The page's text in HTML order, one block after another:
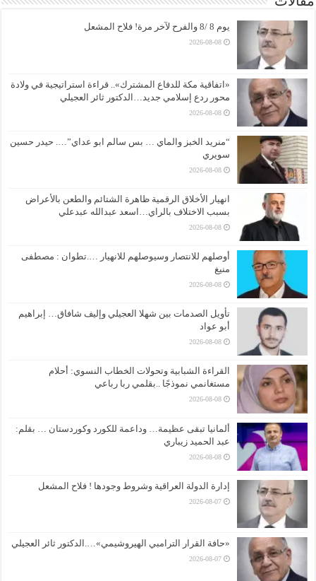
يوم 8 /8 والفرح لآخر مرة! فلاح المشعل
2026-08-08
«اتفاقية مكة للدفاع المشترك».. قراءة استراتيجية في ولادة
محور ردع إسلامي جديد…الدكتور ثائر العجيلي
2026-08-08
“منريد الخبز والماي … بس سالم ابو عداي”…. حيدر حسين
سويري
2026-08-08
انهيار الأخلاق الرقمية ظاهرة الشتائم والطعن بالأعراض
بسبب الاختلاف بالراي…اسعد عبدالله عبدعلي
2026-08-08
أوصلهم للانتصار وسيوصلهم للانهيار ….تطوان : مصطفى
منيغ
2026-08-08
تأويل الصدمات بين شهلا العجيلي وإليف شافاق… إبراهيم
أبو عواد
2026-08-08
القراءة الشبابية وتحولات الخطاب النسوي: أحلام
مستغانمي نموذجًا ..بقلمي ربا رباعي
2026-08-08
ألمانيا تبقى عظيمة… وداعمة للكورد وكوردستان … بقلم:
عبد الحميد زيباري
2026-08-08
إدارة الدولة العراقية وشروط وجودها ! فلاح المشعل
2026-08-07
«حافة القرار الترامبي الهيروشيمي»….الدكتور ثائر العجيلي
2026-08-07